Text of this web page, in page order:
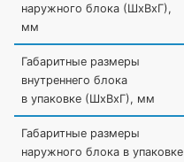
наружного блока (ШxВxГ),
мм
Габаритные размеры
внутреннего блока
в упаковке (ШxВxГ), мм
Габаритные размеры
наружного блока в упаковке